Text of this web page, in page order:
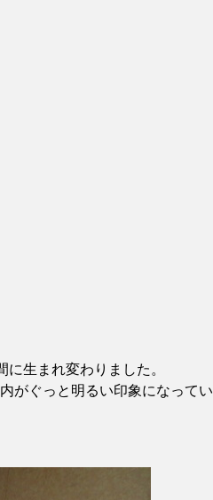
生まれ変わりました。
がぐっと明るい印象になってい